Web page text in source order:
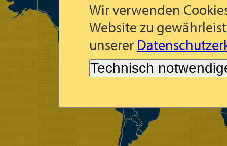
Wir verwenden
Website zu
unserer
Technisch